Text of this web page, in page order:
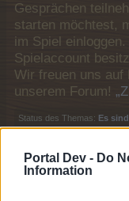
Portal Dev - Do
Information
Gesprächen
starten möchtest,
im Spiel
Spielaccount
Wir freuen uns auf
unserem Forum!
Status des Themas: Es
Katze58
Colonel des